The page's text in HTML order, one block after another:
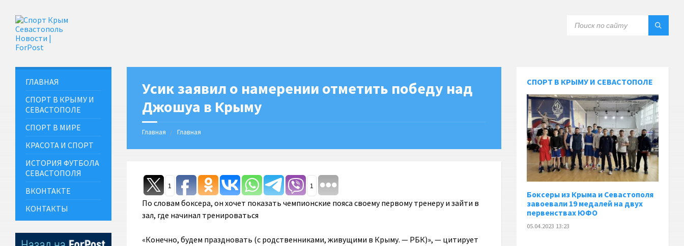
Усик заявил о намерении отметить победу над
Джошуа в Крыму
Главная Главная
1 1
По словам боксера, он хочет показать чемпионские пояса своему первому тренеру и зайти в
зал, где начинал тренироваться
«Конечно, будем праздновать (с родственниками, живущими в Крыму. — РБК)», — цитирует
ГЛАВНАЯ
СПОРТ В КРЫМУ И
СЕВАСТОПОЛЕ
СПОРТ В МИРЕ
КРАСОТА И СПОРТ
ИСТОРИЯ ФУТБОЛА
СЕВАСТОПОЛЯ
ВКОНТАКТЕ
КОНТАКТЫ
СПОРТ В КРЫМУ И СЕВАСТОПОЛЕ
Боксеры из Крыма и Севастополя
завоевали 19 медалей на двух
первенствах ЮФО
05.04.2023 13:23